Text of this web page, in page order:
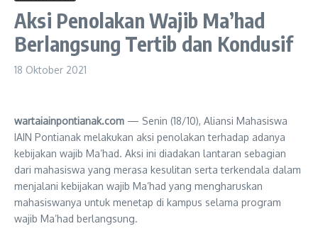
Aksi Penolakan Wajib Ma’had
Berlangsung Tertib dan Kondusif
18 Oktober 2021
wartaiainpontianak.com — Senin (18/10), Aliansi Mahasiswa
IAIN Pontianak melakukan aksi penolakan terhadap adanya
kebijakan wajib Ma’had. Aksi ini diadakan lantaran sebagian
dari mahasiswa yang merasa kesulitan serta terkendala dalam
menjalani kebijakan wajib Ma’had yang mengharuskan
mahasiswanya untuk menetap di kampus selama program
wajib Ma’had berlangsung.